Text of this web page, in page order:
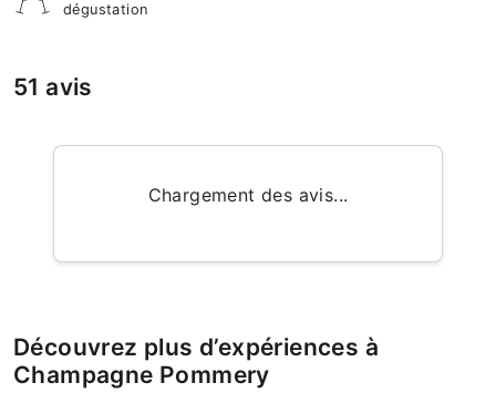
dégustation
51 avis
Chargement des avis...
Découvrez plus d’expériences à
Champagne Pommery